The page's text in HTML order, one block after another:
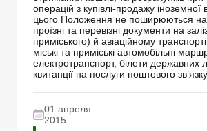
операцій з купівлі-продажу
цього Положення не поширюються на
проїзні та перевізні документи на
приміського) й авіаційному
міські та приміські автомобільні
електротранспорт, білети державних
квитанції на послуги поштового зв’язку.
01 апреля
2015